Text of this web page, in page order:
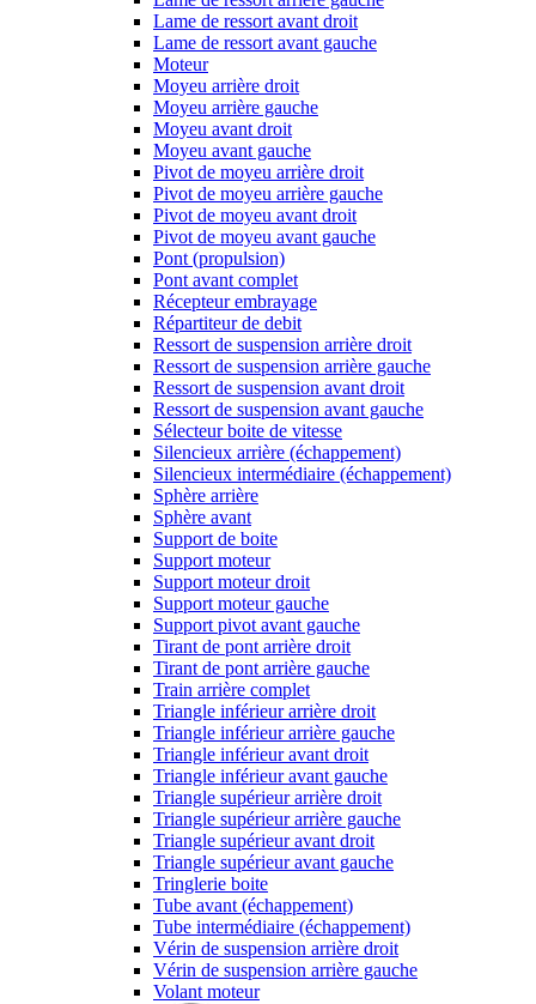
Lame de ressort avant droit
Lame de ressort avant gauche
Moteur
Moyeu arrière droit
Moyeu arrière gauche
Moyeu avant droit
Moyeu avant gauche
Pivot de moyeu arrière droit
Pivot de moyeu arrière gauche
Pivot de moyeu avant droit
Pivot de moyeu avant gauche
Pont (propulsion)
Pont avant complet
Récepteur embrayage
Répartiteur de debit
Ressort de suspension arrière droit
Ressort de suspension arrière gauche
Ressort de suspension avant droit
Ressort de suspension avant gauche
Sélecteur boite de vitesse
Silencieux arrière (échappement)
Silencieux intermédiaire (échappement)
Sphère arrière
Sphère avant
Support de boite
Support moteur
Support moteur droit
Support moteur gauche
Support pivot avant gauche
Tirant de pont arrière droit
Tirant de pont arrière gauche
Train arrière complet
Triangle inférieur arrière droit
Triangle inférieur arrière gauche
Triangle inférieur avant droit
Triangle inférieur avant gauche
Triangle supérieur arrière droit
Triangle supérieur arrière gauche
Triangle supérieur avant droit
Triangle supérieur avant gauche
Tringlerie boite
Tube avant (échappement)
Tube intermédiaire (échappement)
Vérin de suspension arrière droit
Vérin de suspension arrière gauche
Volant moteur